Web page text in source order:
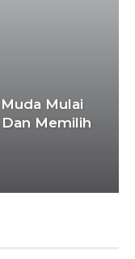
Mulai
Memilih